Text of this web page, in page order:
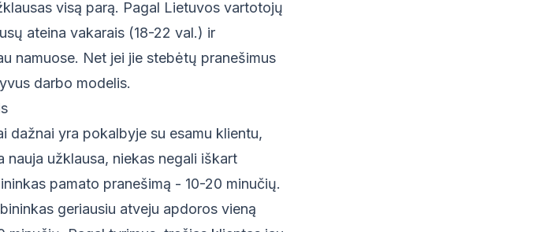
visą parą. Pagal Lietuvos vartotojų
ateina vakarais (18-22 val.) ir
namuose. Net jei jie stebėtų pranešimus
darbo modelis.
dažnai yra pokalbyje su esamu klientu,
nauja užklausa, niekas negali iškart
pamato pranešimą - 10-20 minučių.
geriausiu atveju apdoros vieną